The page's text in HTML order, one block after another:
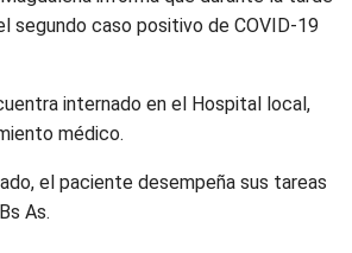
segundo caso positivo de COVID-19
internado en el Hospital local,
médico.
el paciente desempeña sus tareas
As.